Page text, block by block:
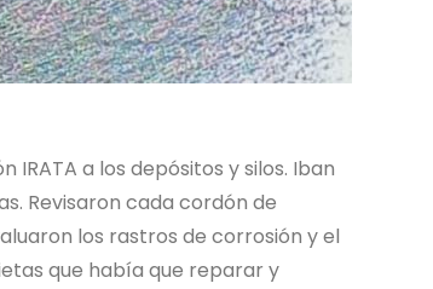
a los depósitos y silos. Iban
Revisaron cada cordón de
los rastros de corrosión y el
que había que reparar y